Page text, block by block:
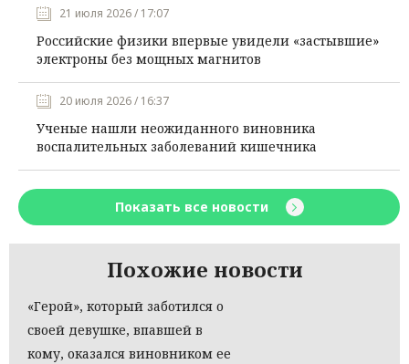
21 июля 2026 / 17:07
Российские физики впервые увидели «застывшие»
электроны без мощных магнитов
20 июля 2026 / 16:37
Ученые нашли неожиданного виновника
воспалительных заболеваний кишечника
Показать все новости
Похожие новости
«Герой», который заботился о
своей девушке, впавшей в
кому, оказался виновником ее